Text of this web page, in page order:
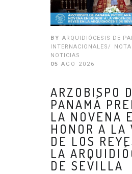
BY ARQUIDIÓCESIS DE
INTERNACIONALES/
NOTICIAS
05 AGO 2026
ARZOBISPO
PANAMÁ
LA NOVENA
HONOR A LA
DE LOS
LA
DE SEVILLA